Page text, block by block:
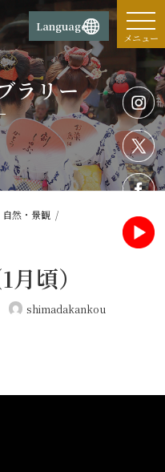
Language
メニュー
ラリー
自然・景観
頃）
shimadakankou